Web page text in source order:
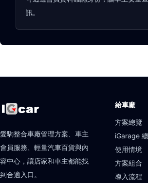
訊。
愛駒整合車廠管理方案、車主
會員服務、輕量汽車百貨與內
容中心，讓店家和車主都能找
到合適入口。
給車廠
方案總覽
iGarage
使用情境
方案組合
導入流程